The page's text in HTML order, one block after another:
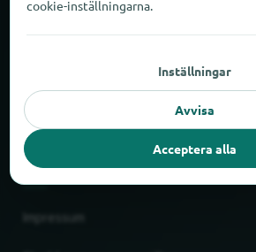
Om locabee
Partner
Juridiskt
cookie-inställningarna.
Inställningar
Avvisa
Acceptera alla